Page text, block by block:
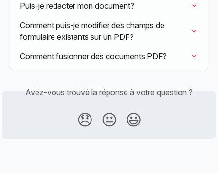
Puis-je redacter mon document?
Comment puis-je modifier des champs de
formulaire existants sur un PDF?
Comment fusionner des documents PDF?
Avez-vous trouvé la réponse à votre question ?
😞 😐 😃